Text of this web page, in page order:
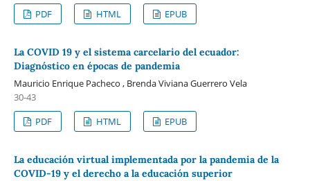
PDF
HTML EPUB
La COVID 19 y el sistema carcelario del ecuador:
Diagnóstico en épocas de pandemia
Mauricio Enrique Pacheco , Brenda Viviana Guerrero Vela
30-43
PDF
HTML EPUB
La educación virtual implementada por la pandemia de la
COVID-19 y el derecho a la educación superior